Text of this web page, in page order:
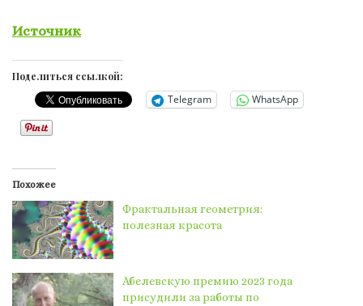
Источник
Поделиться ссылкой:
Telegram WhatsApp
Похожее
Фрактальная геометрия:
полезная красота
Абелевскую премию 2023 года
присудили за работы по